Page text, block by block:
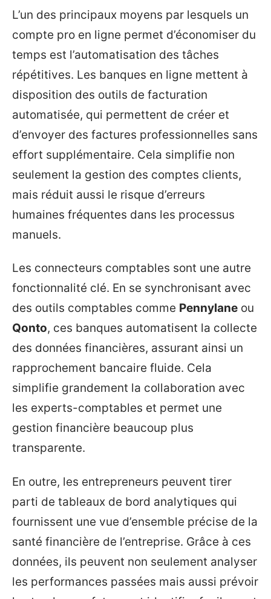
L’un des principaux moyens par lesquels un
compte pro en ligne permet d’économiser du
temps est l’automatisation des tâches
répétitives. Les banques en ligne mettent à
disposition des outils de facturation
automatisée, qui permettent de créer et
d’envoyer des factures professionnelles sans
effort supplémentaire. Cela simplifie non
seulement la gestion des comptes clients,
mais réduit aussi le risque d’erreurs
humaines fréquentes dans les processus
manuels.
Les connecteurs comptables sont une autre
fonctionnalité clé. En se synchronisant avec
des outils comptables comme Pennylane ou
Qonto, ces banques automatisent la collecte
des données financières, assurant ainsi un
rapprochement bancaire fluide. Cela
simplifie grandement la collaboration avec
les experts-comptables et permet une
gestion financière beaucoup plus
transparente.
En outre, les entrepreneurs peuvent tirer
parti de tableaux de bord analytiques qui
fournissent une vue d’ensemble précise de la
santé financière de l’entreprise. Grâce à ces
données, ils peuvent non seulement analyser
les performances passées mais aussi prévoir